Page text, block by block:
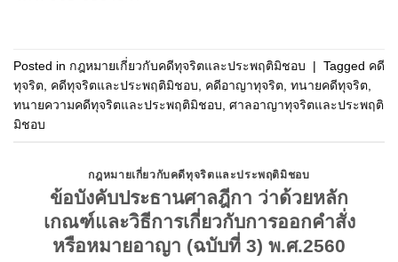
Posted in กฎหมายเกี่ยวกับคดีทุจริตและประพฤติมิชอบ | Tagged คดี
ทุจริต คดีทุจริตและประพฤติมิชอบ คดีอาญาทุจริต ทนายคดีทุจริต
ทนายความคดีทุจริตและประพฤติมิชอบ ศาลอาญาทุจริตและประพฤติ
มิชอบ
กฎหมายเกี่ยวกับคดีทุจริตและประพฤติมิชอบ
ข้อบังคับประธานศาลฎีกา ว่าด้วยหลัก
เกณฑ์และวิธีการเกี่ยวกับการออกคำสั่ง
หรือหมายอาญา (ฉบับที่ 3) พ.ศ.2560